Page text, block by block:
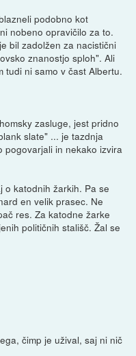
podobno kot
nobeno opravičilo za to.
bil zadolžen za nacistični
znanostjo sploh". Ali
tudi ni samo v čast Albertu.
zasluge, jest pridno
slate" ... je tazdnja
pogovarjali in nekako izvira
o katodnih žarkih. Pa se
en velik prasec. Ne
res. Za katodne žarke
političnih stališč. Žal se
čimp je užival, saj ni nič